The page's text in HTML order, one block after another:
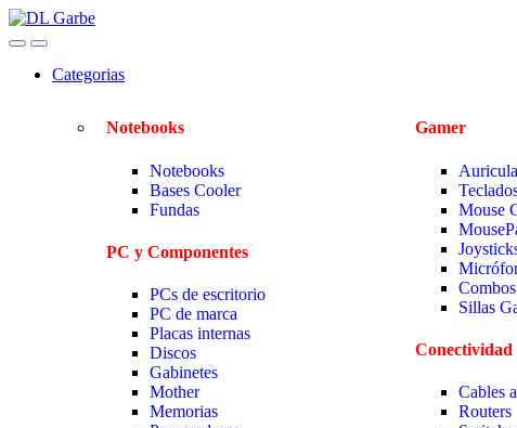
Categorias
Notebooks
Notebooks
Bases Cooler
Fundas
PC y Componentes
PCs de escritorio
PC de marca
Placas internas
Discos
Gabinetes
Mother
Memorias
Gamer
Mouse
Sillas
Conectividad
Cables
Routers